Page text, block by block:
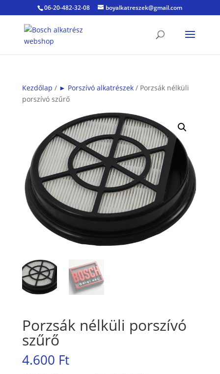
06-20-482-32-08 boyalkatreszek@gmail.com
Kezdőlap / ► Porszívó alkatrészek/ Porzsák nélküli
porszívó szűrő
Porzsák nélküli porszívó
szűrő
4.600 Ft